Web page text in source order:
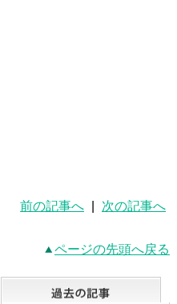
前の記事へ 次の記事へ
ページの先頭へ戻る
最新記事一覧